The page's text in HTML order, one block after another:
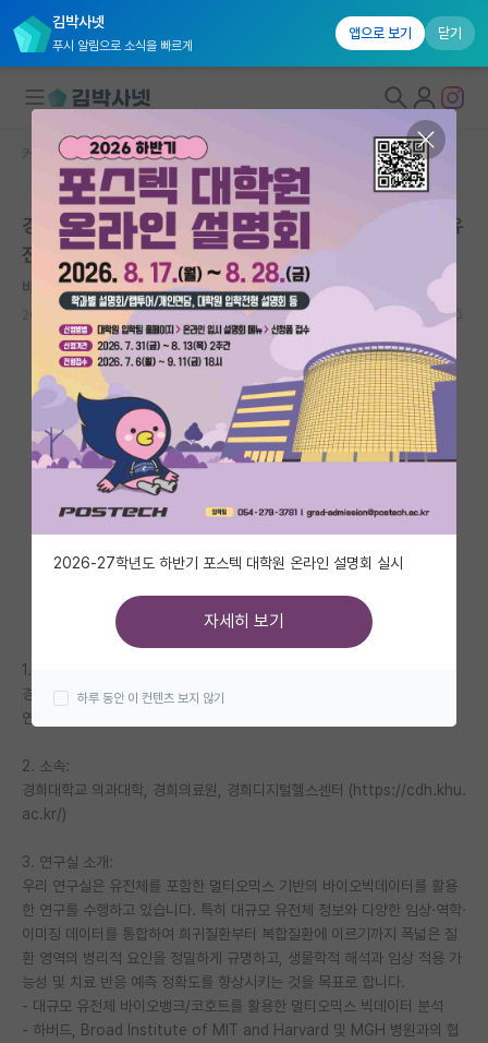
김박사넷
푸시 알림으로 소식을 빠르게
앱으로 보기 닫기
대학원생 모집
국내대학원 정보
연구실&오픈랩
커뮤니티
커뮤니티 홈
전체글보기
베스트 게시판
IF 명예의전당
자유 게시판(아무개랩)
미국 유학 게시판
미국 대학원 합격 후기 게시판
대학원 합격 후기 게시판
석박사 채용 정보 게시판
학부 인턴 게시판
취업 게시판
임용 후기 게시판
PI 전용 게시판
커뮤니티 홈 연구실(PI) 홍보 게시판
경희대학교 의과대학 디지털헬스학 교실/정밀의료학과 유
전체 연구실
바보같은 존 필즈
2025.11.08 0 3032
1. 연구실 이름:
경희대학교 의과대학 기초교실/디지털헬스학교실 & 정밀의료학과 유전체
연구실 (https://sites.google.com/view/skimbiolab/home)
2. 소속:
경희대학교 의과대학, 경희의료원, 경희디지털헬스센터 (https://cdh.khu.
ac.kr/)
3. 연구실 소개:
우리 연구실은 유전체를 포함한 멀티오믹스 기반의 바이오빅데이터를 활용
한 연구를 수행하고 있습니다. 특히 대규모 유전체 정보와 다양한 임상·역학·
이미징 데이터를 통합하여 희귀질환부터 복합질환에 이르기까지 폭넓은 질
환 영역의 병리적 요인을 정밀하게 규명하고, 생물학적 해석과 임상 적용 가
능성 및 치료 반응 예측 정확도를 향상시키는 것을 목표로 합니다.
- 대규모 유전체 바이오뱅크/코호트를 활용한 멀티오믹스 빅데이터 분석
- 하버드, Broad Institute of MIT and Harvard 및 MGH 병원과의 협
2026-27학년도 하반기 포스텍 대학원 온라인 설명회 실시
자세히 보기
하루 동안 이 컨텐츠 보지 않기